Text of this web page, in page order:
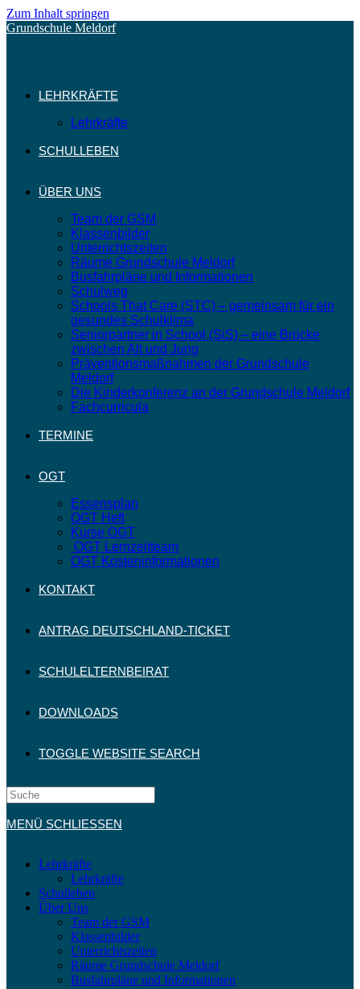
Zum Inhalt springen
Grundschule Meldorf
LEHRKRÄFTE
Lehrkräfte
SCHULLEBEN
ÜBER UNS
Team der GSM
Klassenbilder
Unterrichtszeiten
Räume Grundschule Meldorf
Busfahrpläne und Informationen
Schulweg
Schools That Care (STC) – gemeinsam für ein
gesundes Schulklima
Seniorpartner in School (SiS) – eine Brücke
zwischen Alt und Jung
Präventionsmaßnahmen der Grundschule
Meldorf
Die Kinderkonferenz an der Grundschule Meldorf
Fachcurricula
TERMINE
OGT
Essensplan
OGT Heft
Kurse OGT
OGT Lernzeitteam
OGT Kosteninformationen
KONTAKT
ANTRAG DEUTSCHLAND-TICKET
SCHULELTERNBEIRAT
DOWNLOADS
TOGGLE WEBSITE SEARCH
MENÜ SCHLIESSEN
Lehrkräfte
Lehrkräfte
Schulleben
Über Uns
Team der GSM
Klassenbilder
Unterrichtszeiten
Räume Grundschule Meldorf
Busfahrpläne und Informationen